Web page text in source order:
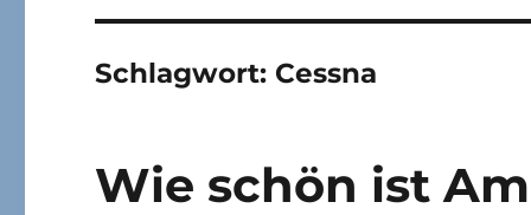
Schlagwort: Cessna
Wie schön ist